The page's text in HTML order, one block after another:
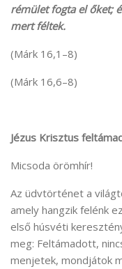
rémület fogta el őket;
mert féltek.
(Márk 16,1–8)
(Márk 16,6–8)
Jézus Krisztus
Micsoda örömhír!
Az üdvtörténet a
amely hangzik felénk
első húsvéti
meg: Feltámadott,
menjetek, mondjátok